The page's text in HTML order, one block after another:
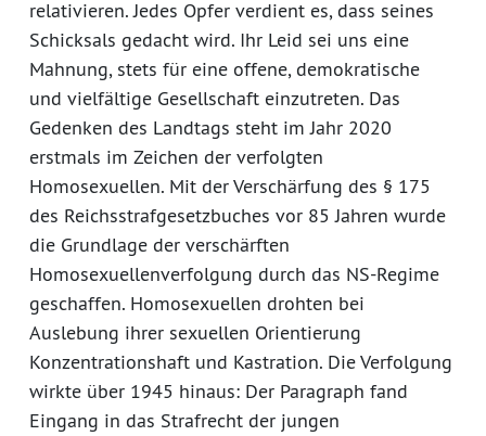
relativieren. Jedes Opfer verdient es, dass seines
Schicksals gedacht wird. Ihr Leid sei uns eine
Mahnung, stets für eine offene, demokratische
und vielfältige Gesellschaft einzutreten. Das
Gedenken des Landtags steht im Jahr 2020
erstmals im Zeichen der verfolgten
Homosexuellen. Mit der Verschärfung des § 175
des Reichsstrafgesetzbuches vor 85 Jahren wurde
die Grundlage der verschärften
Homosexuellenverfolgung durch das NS-Regime
geschaffen. Homosexuellen drohten bei
Auslebung ihrer sexuellen Orientierung
Konzentrationshaft und Kastration. Die Verfolgung
wirkte über 1945 hinaus: Der Paragraph fand
Eingang in das Strafrecht der jungen